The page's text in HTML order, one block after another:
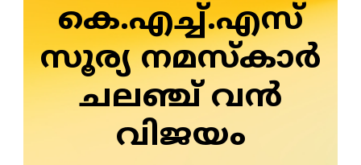
കെ.എച്ച്.എസ്
സൂര്യ നമസ്‌കാർ
ചലഞ്ച് വന്‍
വിജയം